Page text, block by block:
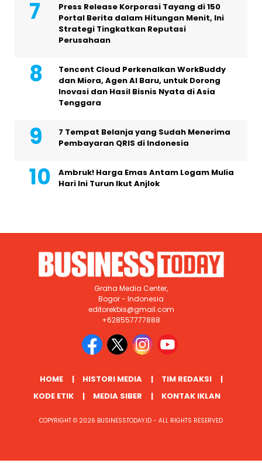
Press Release Korporasi Tayang di 150
Portal Berita dalam Hitungan Menit, Ini
Strategi Tingkatkan Reputasi
Perusahaan
Tencent Cloud Perkenalkan WorkBuddy
dan Miora, Agen AI Baru, untuk Dorong
Inovasi dan Hasil Bisnis Nyata di Asia
Tenggara
7 Tempat Belanja yang Sudah Menerima
Pembayaran QRIS di Indonesia
Ambruk! Harga Emas Antam Logam Mulia
Hari Ini Turun Ikut Anjlok
Graha Media Center,
Bogor - Indonesia
editorekbis@gmail.com
+628557777888
HOME HISTORI MEDIA
TIM REDAKSI
KODE ETIK
MEDIA SIBER KONTAK IKLAN
COPYRIGHT © 2026 BUSINESSTODAY.ID - ALL RIGHTS RESERVED